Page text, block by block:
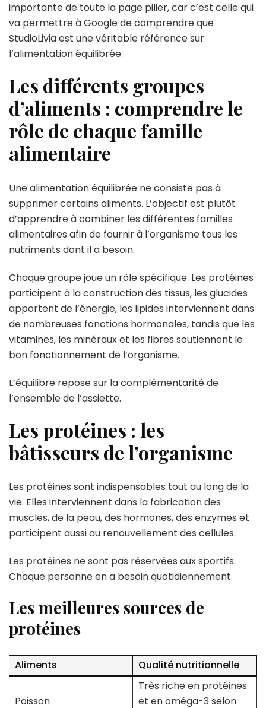
importante de toute la page pilier, car c’est celle qui
va permettre à Google de comprendre que
StudioLivia est une véritable référence sur
l’alimentation équilibrée.
Les différents groupes
d’aliments : comprendre le
rôle de chaque famille
alimentaire
Une alimentation équilibrée ne consiste pas à
supprimer certains aliments. L’objectif est plutôt
d’apprendre à combiner les différentes familles
alimentaires afin de fournir à l’organisme tous les
nutriments dont il a besoin.
Chaque groupe joue un rôle spécifique. Les protéines
participent à la construction des tissus, les glucides
apportent de l’énergie, les lipides interviennent dans
de nombreuses fonctions hormonales, tandis que les
vitamines, les minéraux et les fibres soutiennent le
bon fonctionnement de l’organisme.
L’équilibre repose sur la complémentarité de
l’ensemble de l’assiette.
Les protéines : les
bâtisseurs de l’organisme
Les protéines sont indispensables tout au long de la
vie. Elles interviennent dans la fabrication des
muscles, de la peau, des hormones, des enzymes et
participent aussi au renouvellement des cellules.
Les protéines ne sont pas réservées aux sportifs.
Chaque personne en a besoin quotidiennement.
Les meilleures sources de
protéines
Aliments Qualité nutritionnelle
Poisson
Très riche en protéines
et en oméga-3 selon